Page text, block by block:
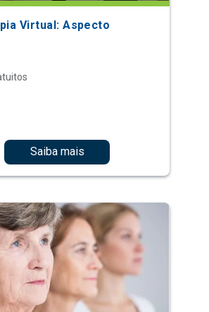
Virtual: Aspecto
Saiba mais